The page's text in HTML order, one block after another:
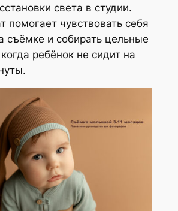
света в студии.
помогает чувствовать себя
съёмке и собирать цельные
ребёнок не сидит на